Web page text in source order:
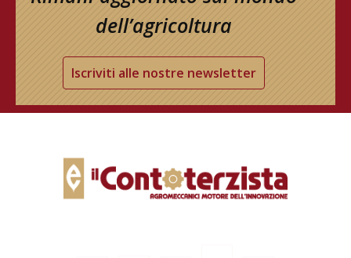
dell’agricoltura
Iscriviti alle nostre newsletter